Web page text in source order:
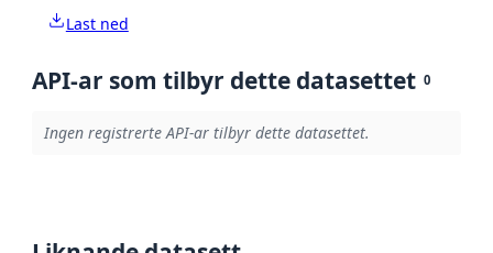
Last ned
API-ar som tilbyr dette datasettet 0
Ingen registrerte API-ar tilbyr dette datasettet.